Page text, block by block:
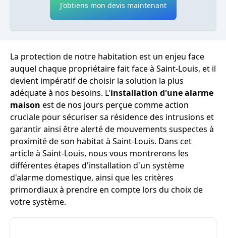
J'obtiens mon devis maintenant
La protection de notre habitation est un enjeu face
auquel chaque propriétaire fait face à Saint-Louis, et il
devient impératif de choisir la solution la plus
adéquate à nos besoins. L'installation d'une alarme
maison est de nos jours perçue comme action
cruciale pour sécuriser sa résidence des intrusions et
garantir ainsi être alerté de mouvements suspectes à
proximité de son habitat à Saint-Louis. Dans cet
article à Saint-Louis, nous vous montrerons les
différentes étapes d'installation d'un système
d'alarme domestique, ainsi que les critères
primordiaux à prendre en compte lors du choix de
votre système.